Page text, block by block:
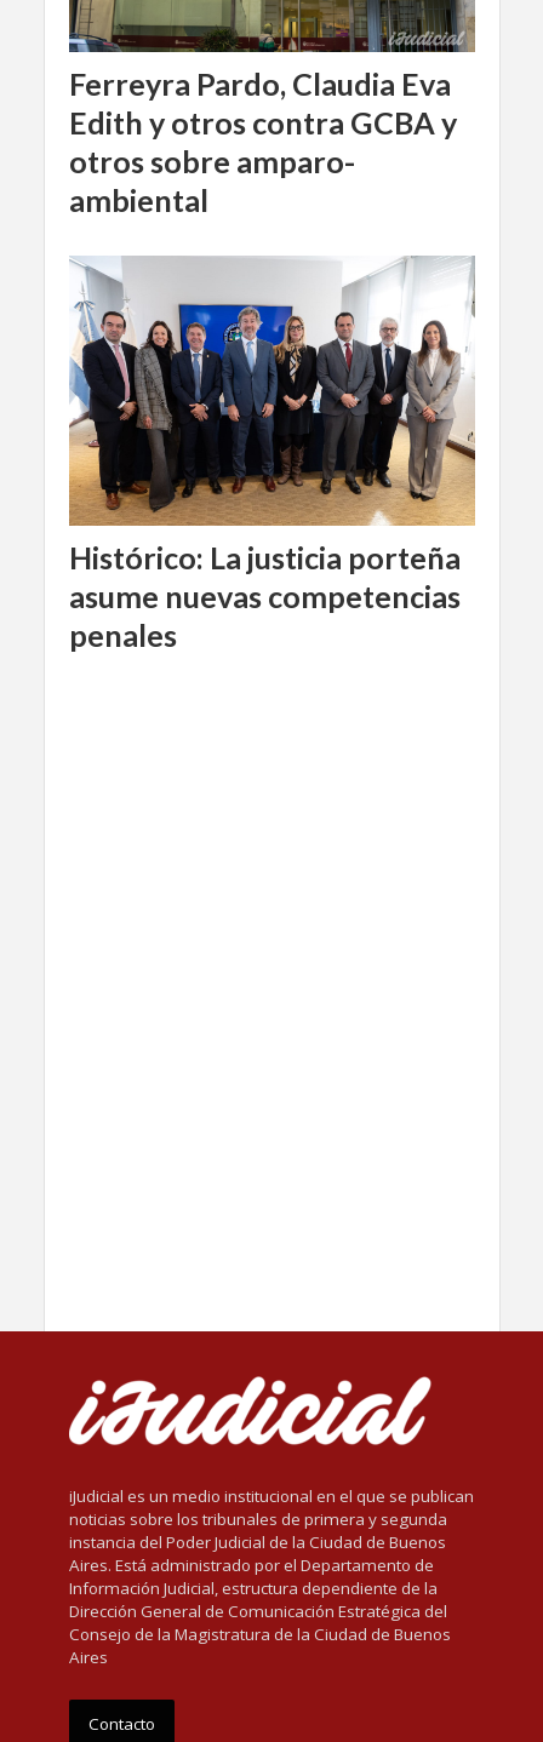
Ferreyra Pardo, Claudia Eva
Edith y otros contra GCBA y
otros sobre amparo-
ambiental
Histórico: La justicia porteña
asume nuevas competencias
penales
iJudicial es un medio institucional en el que se publican
noticias sobre los tribunales de primera y segunda
instancia del Poder Judicial de la Ciudad de Buenos
Aires. Está administrado por el Departamento de
Información Judicial, estructura dependiente de la
Dirección General de Comunicación Estratégica del
Consejo de la Magistratura de la Ciudad de Buenos
Aires
Contacto